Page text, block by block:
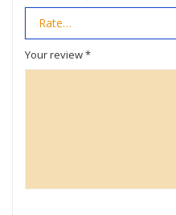
Your review*